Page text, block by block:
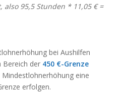
95,5 Stunden * 11,05 € =
bei Aushilfen
Bereich der 450 €-Grenze
eine
erfolgen.